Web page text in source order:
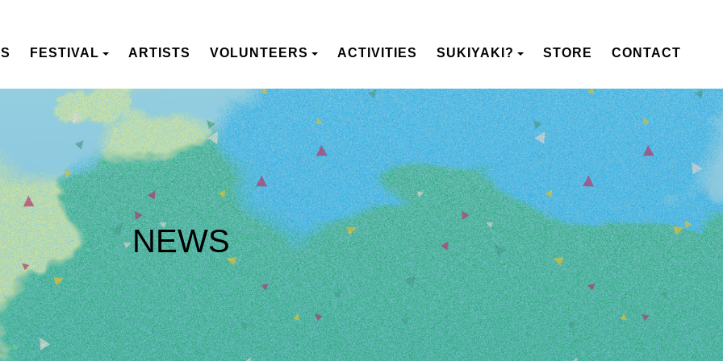
FESTIVAL ARTISTS VOLUNTEERS ACTIVITIES SUKIYAKI? STORE CONTACT
NEWS